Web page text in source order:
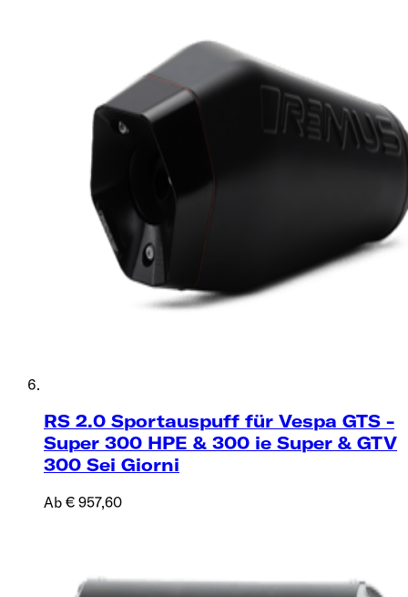
RS 2.0 Sportauspuff für Vespa GTS -
Super 300 HPE & 300 ie Super & GTV
300 Sei Giorni
Ab € 957,60